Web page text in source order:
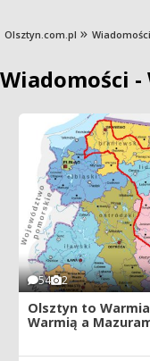
Olsztyn.com.pl Wiadomości
Wiadomości -
54 2
Olsztyn to
Warmią a